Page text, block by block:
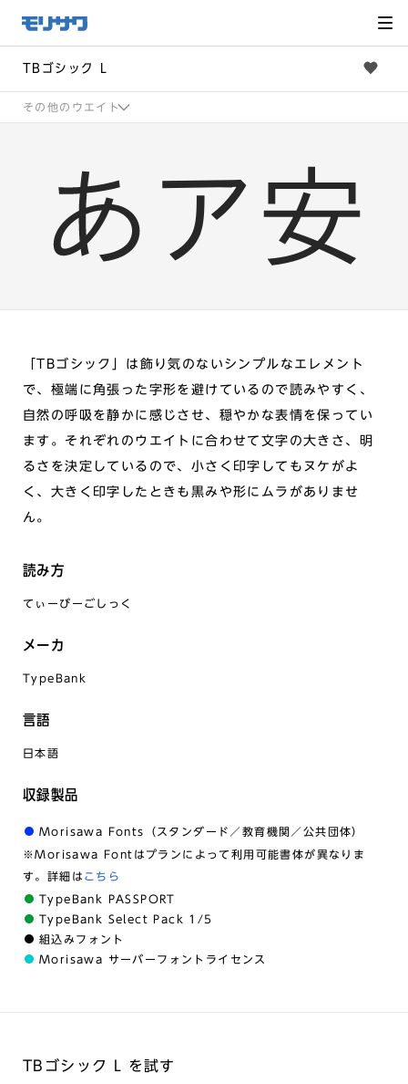
メ
ニュー
飛ばし
へ移動
TBゴシック L
その他のウエイト
「TBゴシック」は飾り気のないシンプルなエレメント
で、極端に角張った字形を避けているので読みやすく、
自然の呼吸を静かに感じさせ、穏やかな表情を保ってい
ます。それぞれのウエイトに合わせて文字の大きさ、明
るさを決定しているので、小さく印字してもヌケがよ
く、大きく印字したときも黒みや形にムラがありませ
ん。
読み方
てぃーびーごしっく
メーカ
TypeBank
言語
日本語
収録製品
Morisawa Fonts（スタンダード／教育機関／公共団体）
※Morisawa Fontはプランによって利用可能書体が異なりま
す。詳細は こちら
TypeBank PASSPORT
TypeBank Select Pack 1/5
組込みフォント
Morisawa サーバーフォントライセンス
TBゴシック L を試す